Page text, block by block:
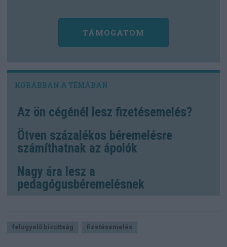
TÁMOGATOM
Az ön cégénél lesz fizetésemelés?
Ötven százalékos béremelésre
számíthatnak az ápolók
Nagy ára lesz a
pedagógusbéremelésnek
felügyelő bizottság fizetésemelés